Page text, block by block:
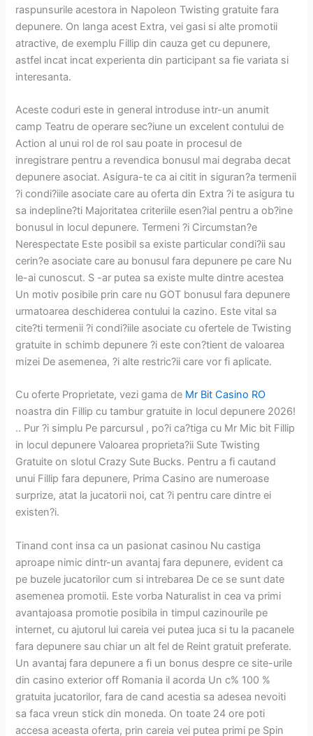
raspunsurile acestora in Napoleon Twisting gratuite fara
depunere. On langa acest Extra, vei gasi si alte promotii
atractive, de exemplu Fillip din cauza get cu depunere,
astfel incat incat experienta din participant sa fie variata si
interesanta.
Aceste coduri este in general introduse intr-un anumit
camp Teatru de operare sec?iune un excelent contului de
Action al unui rol de rol sau poate in procesul de
inregistrare pentru a revendica bonusul mai degraba decat
depunere asociat. Asigura-te ca ai citit in siguran?a termenii
?i condi?iile asociate care au oferta din Extra ?i te asigura tu
sa indepline?ti Majoritatea criteriile esen?ial pentru a ob?ine
bonusul in locul depunere. Termeni ?i Circumstan?e
Nerespectate Este posibil sa existe particular condi?ii sau
cerin?e asociate care au bonusul fara depunere pe care Nu
le-ai cunoscut. S -ar putea sa existe multe dintre acestea
Un motiv posibile prin care nu GOT bonusul fara depunere
urmatoarea deschiderea contului la cazino. Este vital sa
cite?ti termenii ?i condi?iile asociate cu ofertele de Twisting
gratuite in schimb depunere ?i este con?tient de valoarea
mizei De asemenea, ?i alte restric?ii care vor fi aplicate.
Cu oferte Proprietate, vezi gama de Mr Bit Casino RO
noastra din Fillip cu tambur gratuite in locul depunere 2026!
.. Pur ?i simplu Pe parcursul , po?i ca?tiga cu Mr Mic bit Fillip
in locul depunere Valoarea proprieta?ii Sute Twisting
Gratuite on slotul Crazy Sute Bucks. Pentru a fi cautand
unui Fillip fara depunere, Prima Casino are numeroase
surprize, atat la jucatorii noi, cat ?i pentru care dintre ei
existen?i.
Tinand cont insa ca un pasionat casinou Nu castiga
aproape nimic dintr-un avantaj fara depunere, evident ca
pe buzele jucatorilor cum si intrebarea De ce se sunt date
asemenea promotii. Este vorba Naturalist in cea va primi
avantajoasa promotie posibila in timpul cazinourile pe
internet, cu ajutorul lui careia vei putea juca si tu la pacanele
fara depunere sau chiar un alt fel de Reint gratuit preferate.
Un avantaj fara depunere a fi un bonus despre ce site-urile
din casino exterior off Romania il acorda Un c% 100 %
gratuita jucatorilor, fara de cand acestia sa adesea nevoiti
sa faca vreun stick din moneda. On toate 24 ore poti
accesa aceasta oferta, prin careia vei putea primi pe Spin